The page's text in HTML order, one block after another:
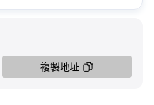
複製地址